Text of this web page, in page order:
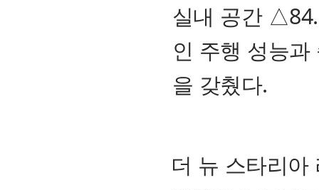
실내 공간
인 주행 성능
을 갖췄다.
더 뉴 스타리